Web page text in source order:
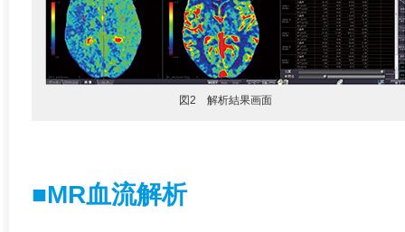
図2 解析結果画面
■MR血流解析